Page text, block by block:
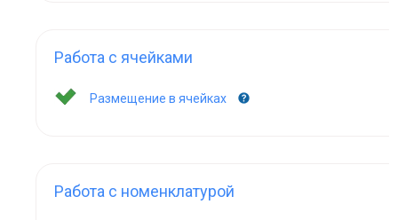
Работа с ячейками
Размещение в ячейках
Работа с номенклатурой